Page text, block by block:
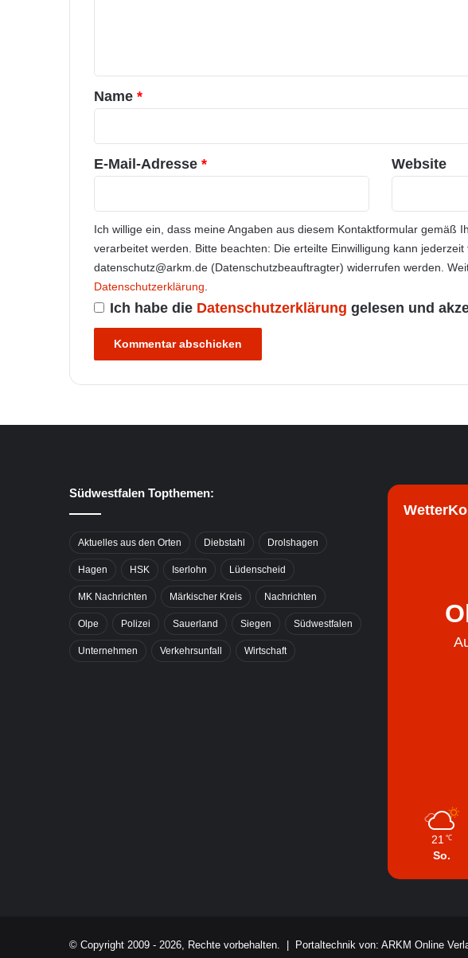
a
r
*
Name *
E-Mail-Adresse * Website
Ich willige ein, dass meine Angaben aus diesem Kontaktformular gemäß
verarbeitet werden. Bitte beachten: Die erteilte Einwilligung kann
datenschutz@arkm.de (Datenschutzbeauftragter) widerrufen werden.
Datenschutzerklärung.
Ich habe die Datenschutzerklärung gelesen und
Südwestfalen Topthemen:
Aktuelles aus den Orten Diebstahl Drolshagen
Hagen HSK Iserlohn Lüdenscheid
MK Nachrichten Märkischer Kreis Nachrichten
Olpe Polizei Sauerland Siegen Südwestfalen
Unternehmen Verkehrsunfall Wirtschaft
21 ℃
So.
© Copyright 2009 - 2026, Rechte vorbehalten. | Portaltechnik von: ARKM Online